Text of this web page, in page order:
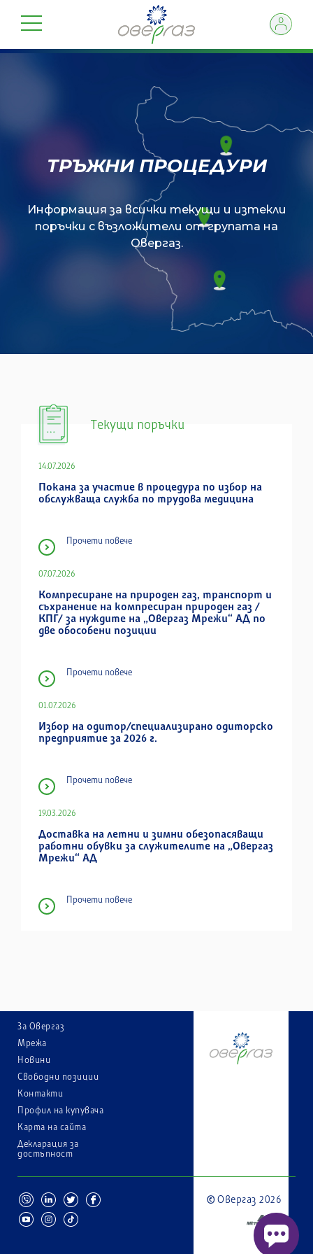
ТРЪЖНИ ПРОЦЕДУРИ
Информация за всички текущи и изтекли
поръчки с възложители от групата на
Овергаз.
Текущи поръчки
14.07.2026
Покана за участие в процедура по избор на
обслужваща служба по трудова медицина
Прочети повече
07.07.2026
Компресиране на природен газ, транспорт и
съхранение на компресиран природен газ /
КПГ/ за нуждите на „Овергаз Мрежи“ АД по
две обособени позиции
Прочети повече
01.07.2026
Избор на одитор/специализирано одиторско
предприятие за 2026 г.
Прочети повече
19.03.2026
Доставка на летни и зимни обезопасяващи
работни обувки за служителите на „Овергаз
Мрежи“ АД
Прочети повече
За Овергаз
Мрежа
Новини
Свободни позиции
Контакти
Профил на купувача
Карта на сайта
Декларация за
достъпност
Овергаз 2026